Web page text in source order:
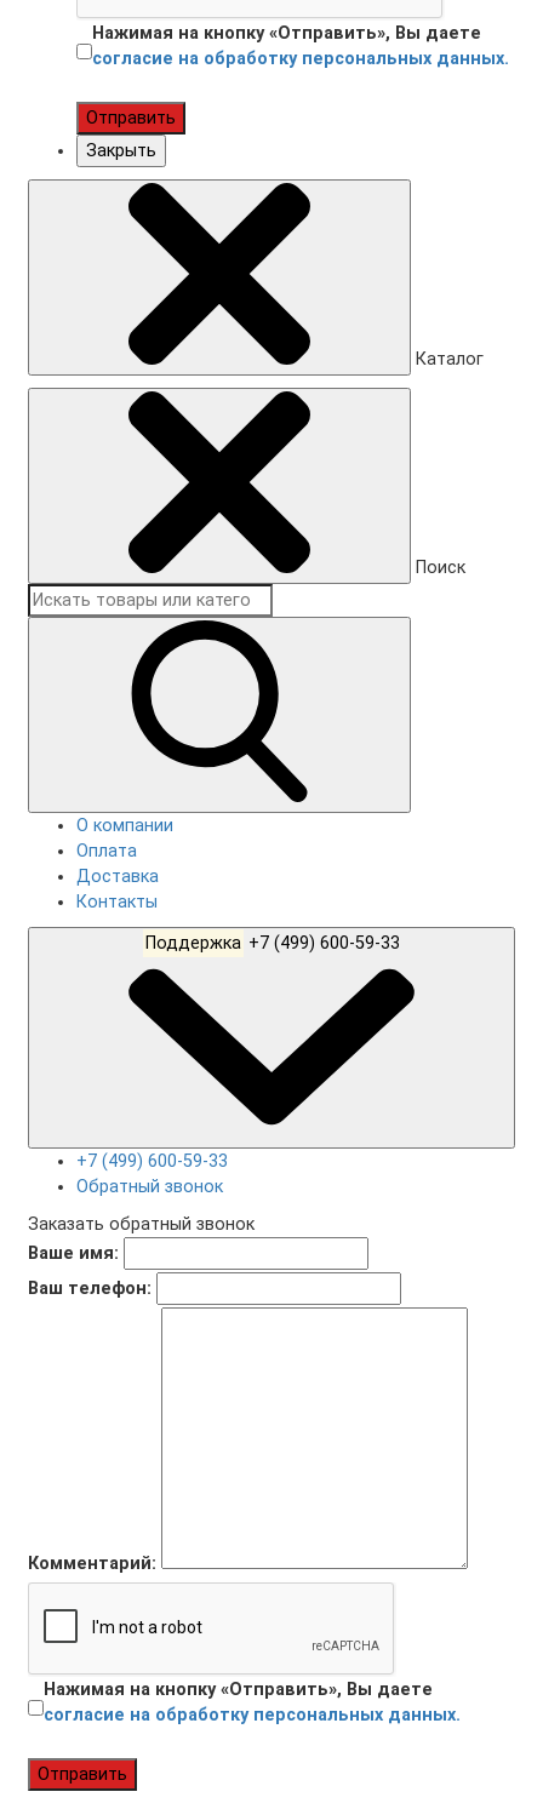
Нажимая на кнопку «Отправить», Вы даете
согласие на обработку персональных данных.
Отправить
Закрыть
Каталог
Поиск
О компании
Оплата
Доставка
Контакты
Поддержка
+7 (499) 600-59-33
Обратный звонок
Заказать обратный звонок
Ваше имя:
Ваш телефон:
Комментарий:
Нажимая на кнопку «Отправить», Вы даете
согласие на обработку персональных данных.
Отправить